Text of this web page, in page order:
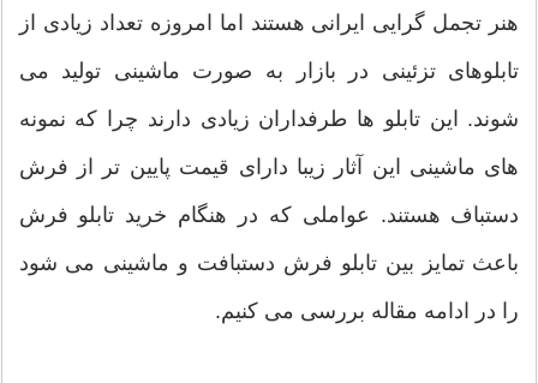
هنر تجمل گرایی ایرانی هستند اما امروزه تعداد زیادی از
تابلوهای تزئینی در بازار به صورت ماشینی تولید می
شوند. این تابلو ها طرفداران زیادی دارند چرا که نمونه
های ماشینی این آثار زیبا دارای قیمت پایین تر از فرش
دستباف هستند. عواملی که در هنگام خرید تابلو فرش
باعث تمایز بین تابلو فرش دستبافت و ماشینی می شود
را در ادامه مقاله بررسی می کنیم.